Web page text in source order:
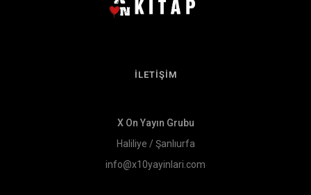
İLETİŞİM
X On Yayın Grubu
Haliliye / Şanlıurfa
info@x10yayinlari.com